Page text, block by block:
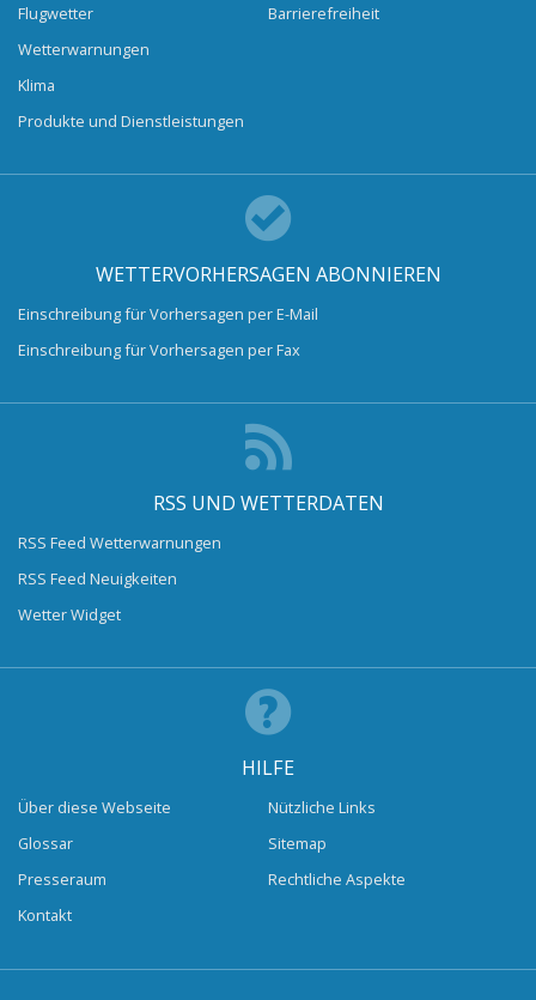
Flugwetter
Wetterwarnungen
Klima
Produkte und Dienstleistungen
Barrierefreiheit
WETTERVORHERSAGEN ABONNIEREN
Einschreibung für Vorhersagen per E-Mail
Einschreibung für Vorhersagen per Fax
RSS UND WETTERDATEN
RSS Feed Wetterwarnungen
RSS Feed Neuigkeiten
Wetter Widget
HILFE
Über diese Webseite
Glossar
Presseraum
Kontakt
Nützliche Links
Sitemap
Rechtliche Aspekte